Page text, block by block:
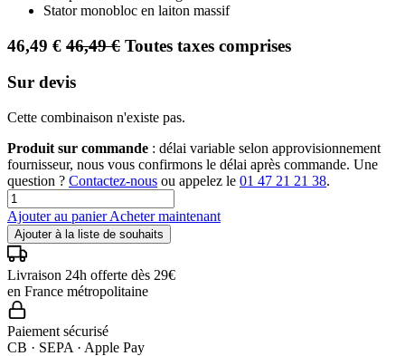
Stator monobloc en laiton massif
46,49 € 46,49€ Toutes taxes comprises
Sur devis
Cette combinaison n'existe pas.
Produit sur commande : délai variable selon approvisionnement
fournisseur, nous vous confirmons le délai après commande. Une
question ? Contactez-nous ou appelez le 01 47 21 21 38.
Ajouter au panierAcheter maintenant
Ajouter à la liste de souhaits
Livraison 24h offerte dès 29€
en France métropolitaine
Paiement sécurisé
CB · SEPA · Apple Pay